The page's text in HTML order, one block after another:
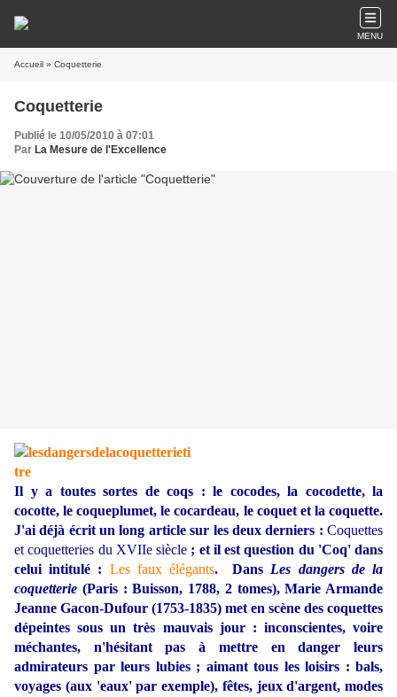
MENU
Accueil » Coquetterie
Coquetterie
Publié le 10/05/2010 à 07:01
Par La Mesure de l'Excellence
Il y a toutes sortes de coqs : le cocodes, la cocodette, la
cocotte, le coqueplumet, le cocardeau, le coquet et la coquette.
J'ai déjà écrit un long article sur les deux derniers : Coquettes
et coquetteries du XVIIe siècle ; et il est question du 'Coq' dans
celui intitulé : Les faux élégants. Dans Les dangers de la
coquetterie (Paris : Buisson, 1788, 2 tomes), Marie Armande
Jeanne Gacon-Dufour (1753-1835) met en scène des coquettes
dépeintes sous un très mauvais jour : inconscientes, voire
méchantes, n'hésitant pas à mettre en danger leurs
admirateurs par leurs lubies ; aimant tous les loisirs : bals,
voyages (aux 'eaux' par exemple), fêtes, jeux d'argent, modes